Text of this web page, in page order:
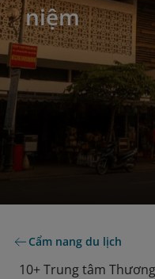
niệm
Cẩm nang du lịch
10+ Trung tâm